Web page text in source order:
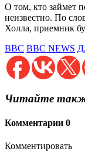
О том, кто займет
неизвестно. По
Холла, приемник
BBC BBC NEWS
Читайте
Комментарии 0
Комментировать